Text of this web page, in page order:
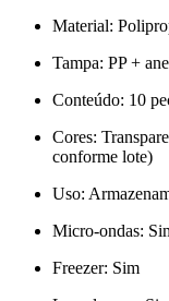
Material:
Tampa: PP +
Conteúdo: 10
Cores:
conforme lote)
Uso:
Micro-ondas:
Freezer: Sim